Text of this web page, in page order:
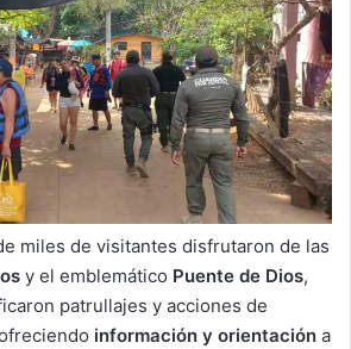
miles de visitantes disfrutaron de las
y el emblemático Puente de Dios,
patrullajes y acciones de
información y orientación a